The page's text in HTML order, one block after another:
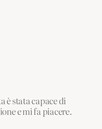
è stata capace di
e mi fa piacere.